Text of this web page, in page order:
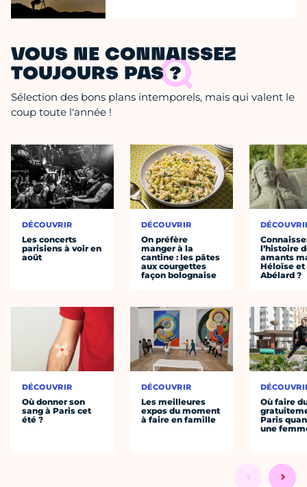
VOUS NE CONNAISSEZ
TOUJOURS PAS ?
Sélection des bons plans intemporels, mais qui valent le
coup toute l'année !
DÉCOUVRIR
Les concerts
parisiens à voir en
août
DÉCOUVRIR
Où donner son
sang à Paris cet
été ?
DÉCOUVRIR
On préfère
manger à la
cantine : les pâtes
aux courgettes
façon bolognaise
DÉCOUVRIR
Les meilleures
expos du moment
à faire en famille
l’histoire
amants
Héloïse et
Abélard ?
Où faire
Paris
une